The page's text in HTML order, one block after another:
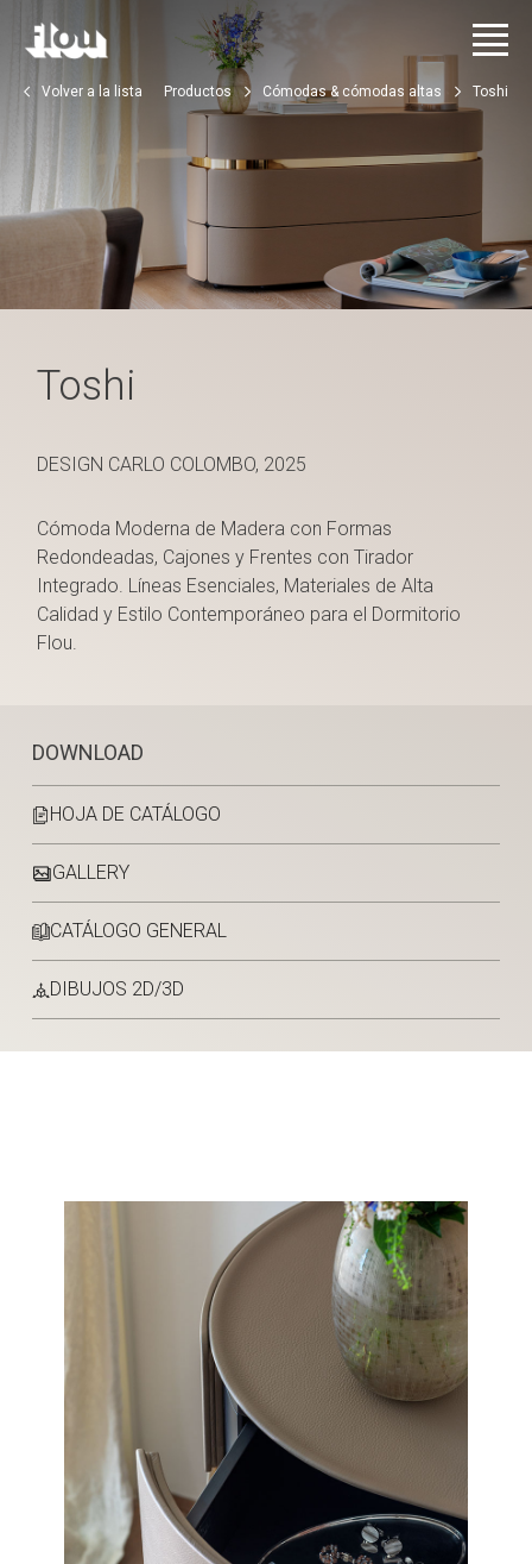
Volver a la lista Productos Cómodas & cómodas altas Toshi
DOWNLOAD
HOJA DE CATÁLOGO
GALLERY
CATÁLOGO GENERAL
DIBUJOS 2D/3D
Toshi
DESIGN CARLO COLOMBO, 2025
Cómoda Moderna de Madera con Formas
Redondeadas, Cajones y Frentes con Tirador
Integrado. Líneas Esenciales, Materiales de Alta
Calidad y Estilo Contemporáneo para el Dormitorio
Flou.